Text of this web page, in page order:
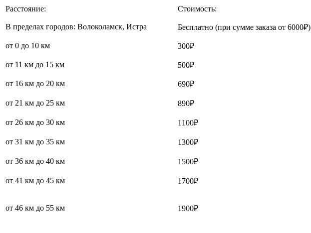
Расстояние: Стоимость:
В пределах городов: Волоколамск, Истра Бесплатно (при сумме заказа от 6000₽)
от 0 до 10 км 300₽
от 11 км до 15 км 500₽
от 16 км до 20 км 690₽
от 21 км до 25 км 890₽
от 26 км до 30 км 1100₽
от 31 км до 35 км 1300₽
от 36 км до 40 км 1500₽
от 41 км до 45 км 1700₽
от 46 км до 55 км 1900₽